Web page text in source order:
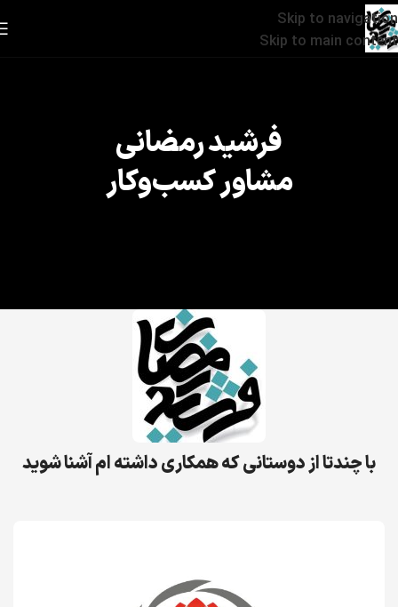
Skip to navigation
Skip to main content
فرشید رمضانی
مشاور کسب‌وکار
با چندتا از دوستانی که همکاری داشته ام آشنا شوید